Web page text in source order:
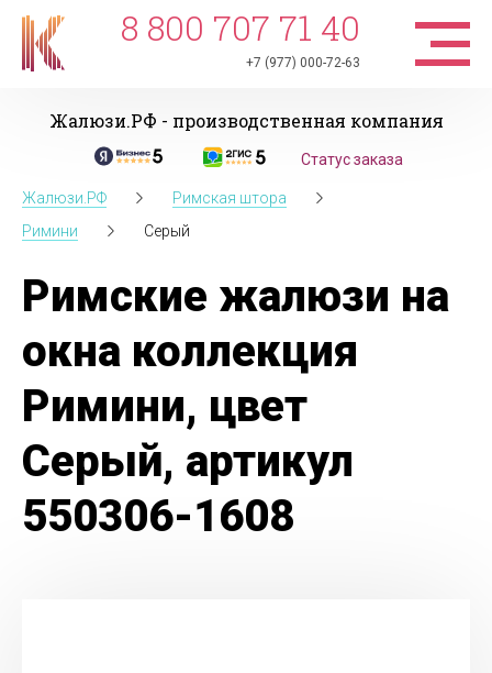
8 800 707 71 40
+7 (977) 000-72-63
Жалюзи.РФ - производственная компания
Статус заказа
Жалюзи.РФ
Римская штора
Римини
Серый
Римские жалюзи на
окна коллекция
Римини, цвет
Серый, артикул
550306-1608